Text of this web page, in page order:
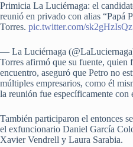
Primicia La Luciérnaga: el
reunió en privado con alias “Papá
Torres. pic.twitter.com/sk2gHzIsQz
— La Luciérnaga
Torres afirmó que su fuente, quien
encuentro, aseguró que Petro no
múltiples empresarios, como él
la reunión fue específicamente con
También participaron el entonces
el exfuncionario Daniel García
Xavier Vendrell y Laura Sarabia.